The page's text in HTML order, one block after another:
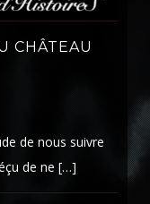
CHÂTEAU
de nous suivre
de ne […]